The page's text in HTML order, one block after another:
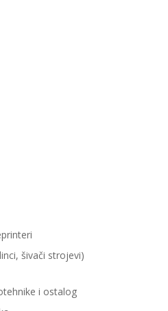
šivači strojevi)
i ostalog